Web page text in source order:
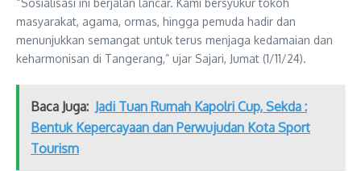
masyarakat, agama, ormas, hingga pemuda hadir dan
menunjukkan semangat untuk terus menjaga kedamaian dan
keharmonisan di Tangerang,” ujar Sajari, Jumat (1/11/24).
Baca Juga: Jadi Tuan Rumah Kapolri Cup, Sekda :
Bentuk Kepercayaan dan Perwujudan Kota Sport
Tourism